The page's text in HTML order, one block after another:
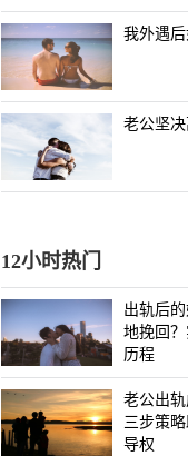
我外遇
老公坚决
12小时热门
出轨后
地挽回
历程
老公出轨
三步策
导权